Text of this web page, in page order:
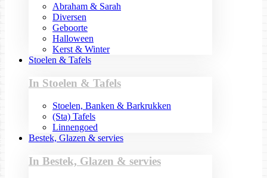
Abraham & Sarah
Diversen
Geboorte
Halloween
Kerst & Winter
Stoelen & Tafels
In Stoelen & Tafels
Stoelen, Banken & Barkrukken
(Sta) Tafels
Linnengoed
Bestek, Glazen & servies
In Bestek, Glazen & servies